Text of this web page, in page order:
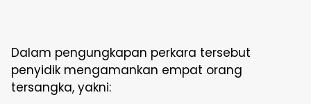
Dalam pengungkapan perkara tersebut
penyidik mengamankan empat orang
tersangka, yakni: